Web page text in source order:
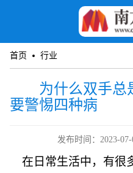
首页 行业
为什么双手总
要警惕四种病
发布时间：2023-07-
在日常生活中，有很